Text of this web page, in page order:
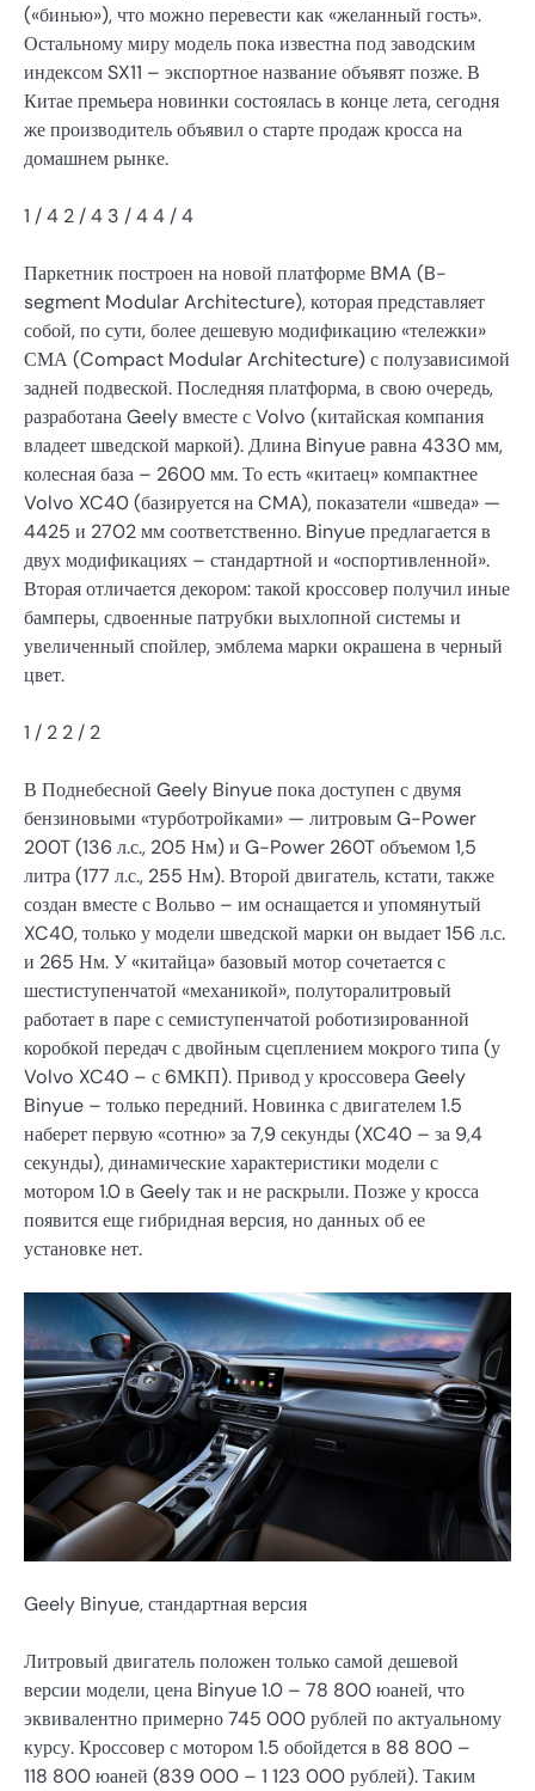
(«бинью»), что можно перевести как «желанный гость».
Остальному миру модель пока известна под заводским
индексом SX11 – экспортное название объявят позже. В
Китае премьера новинки состоялась в конце лета, сегодня
же производитель объявил о старте продаж кросса на
домашнем рынке.
1 / 4 2 / 4 3 / 44 / 4
Паркетник построен на новой платформе BMA (B-
segment Modular Architecture), которая представляет
собой, по сути, более дешевую модификацию «тележки»
СМА (Compact Modular Architecture) с полузависимой
задней подвеской. Последняя платформа, в свою очередь,
разработана Geely вместе с Volvo (китайская компания
владеет шведской маркой). Длина Binyue равна 4330 мм,
колесная база – 2600 мм. То есть «китаец» компактнее
Volvo XC40 (базируется на CMA), показатели «шведа» —
4425 и 2702 мм соответственно. Binyue предлагается в
двух модификациях – стандартной и «оспортивленной».
Вторая отличается декором: такой кроссовер получил иные
бамперы, сдвоенные патрубки выхлопной системы и
увеличенный спойлер, эмблема марки окрашена в черный
цвет.
1 / 2 2 / 2
В Поднебесной Geely Binyue пока доступен с двумя
бензиновыми «турботройками» — литровым G-Power
200T (136 л.с., 205 Нм) и G-Power 260T объемом 1,5
литра (177 л.с., 255 Нм). Второй двигатель, кстати, также
создан вместе с Вольво – им оснащается и упомянутый
XC40, только у модели шведской марки он выдает 156 л.с.
и 265 Нм. У «китайца» базовый мотор сочетается с
шестиступенчатой «механикой», полуторалитровый
работает в паре с семиступенчатой роботизированной
коробкой передач с двойным сцеплением мокрого типа (у
Volvo XC40 – с 6МКП). Привод у кроссовера Geely
Binyue – только передний. Новинка с двигателем 1.5
наберет первую «сотню» за 7,9 секунды (XC40 – за 9,4
секунды), динамические характеристики модели с
мотором 1.0 в Geely так и не раскрыли. Позже у кросса
появится еще гибридная версия, но данных об ее
установке нет.
Geely Binyue, стандартная версия
Литровый двигатель положен только самой дешевой
версии модели, цена Binyue 1.0 – 78 800 юаней, что
эквивалентно примерно 745 000 рублей по актуальному
курсу. Кроссовер с мотором 1.5 обойдется в 88 800 –
118 800 юаней (839 000 – 1 123 000 рублей). Таким